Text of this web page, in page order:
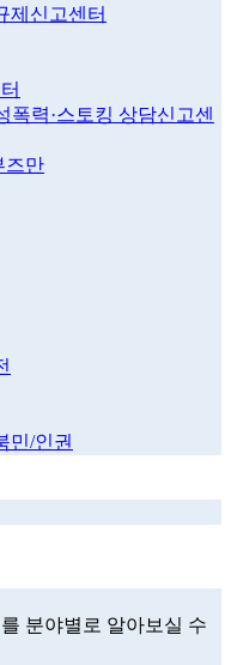
제신고센터
폭력·스토킹 상담신고센
즈만
민/인권
분야별로 알아보실 수